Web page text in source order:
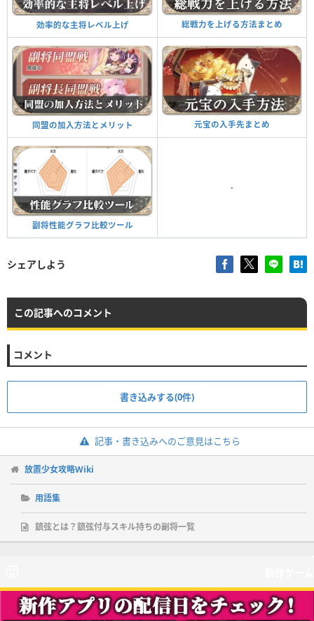
効率的な主将レベル上げ 総戦力を上げる方法まとめ
同盟の加入方法とメリット 元宝の入手先まとめ
副将性能グラフ比較ツール
-
シェアしよう
この記事へのコメント
コメント
書き込みする(0件)
記事・書き込みへのご意見はこちら
放置少女攻略Wiki
用語集
鎮弦とは？鎮弦付与スキル持ちの副将一覧